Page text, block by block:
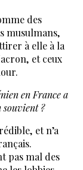
des
musulmans,
à elle à la
et ceux
en France a
souvient ?
et n’a
pas mal des